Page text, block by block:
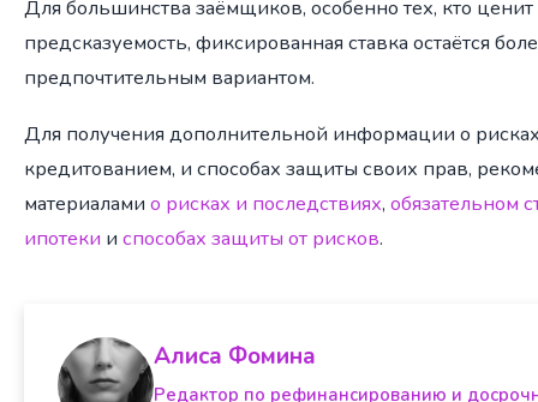
Для большинства заёмщиков, особенно тех, кто ценит
предсказуемость, фиксированная ставка остаётся
предпочтительным вариантом.
Для получения дополнительной информации о
кредитованием, и способах защиты своих прав,
материалами о рисках и последствиях, обязательном
ипотеки и способах защиты от рисков.
Алиса Фомина
Редактор по рефинансированию и